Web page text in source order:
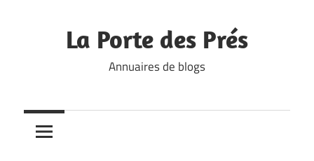
La Porte des Prés
Annuaires de blogs